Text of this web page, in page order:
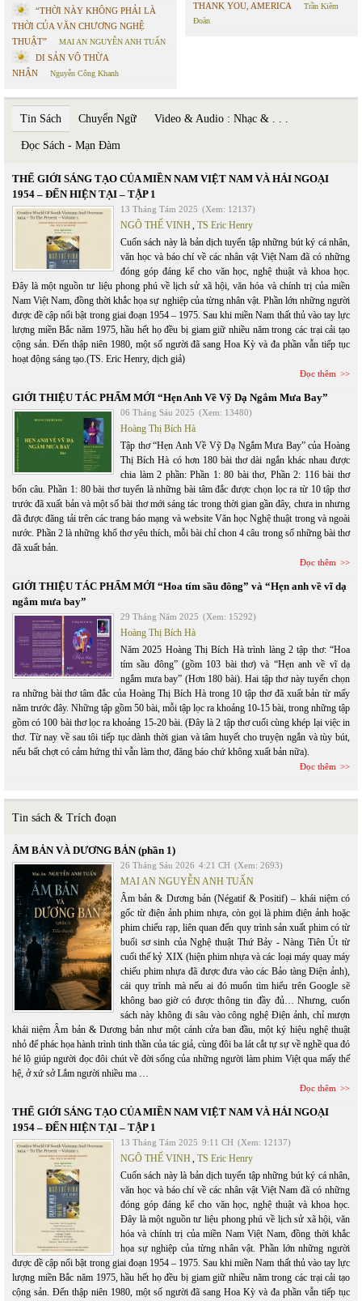
“THỜI NÀY KHÔNG PHẢI LÀ
THỜI CỦA VĂN CHƯƠNG NGHỆ
THUẬT”
MAI AN NGUYỄN ANH TUẤN
DI SẢN VÔ THỪA
NHẬN
Nguyễn Công Khanh
THANK YOU, AMERICA
Trần Kiêm
Đoàn
Tin Sách Chuyển Ngữ Video & Audio : Nhạc & . . .
Đọc Sách - Mạn Đàm
THẾ GIỚI SÁNG TẠO CỦA MIỀN NAM VIỆT NAM VÀ HẢI NGOẠI
1954 – ĐẾN HIỆN TẠI – TẬP 1
13 Tháng Tám 2025 (Xem: 12137)
NGÔ THẾ VINH, TS Eric Henry
Cuốn sách này là bản dịch tuyển tập những bút ký cá nhân,
văn học và báo chí về các nhân vật Việt Nam đã có những
đóng góp đáng kể cho văn học, nghệ thuật và khoa học.
Đây là một nguồn tư liệu phong phú về lịch sử xã hội, văn hóa và chính trị của miền
Nam Việt Nam, đồng thời khắc họa sự nghiệp của từng nhân vật. Phần lớn những người
được đề cập nổi bật trong giai đoạn 1954 – 1975. Sau khi miền Nam thất thủ vào tay lực
lượng miền Bắc năm 1975, hầu hết họ đều bị giam giữ nhiều năm trong các trại cải tạo
cộng sản. Đến thập niên 1980, một số người đã sang Hoa Kỳ và đa phần vẫn tiếp tục
hoạt động sáng tạo.(TS. Eric Henry, dịch giả)
Đọc thêm
GIỚI THIỆU TÁC PHẨM MỚI “Hẹn Anh Về Vỹ Dạ Ngắm Mưa Bay”
06 Tháng Sáu 2025 (Xem: 13480)
Hoàng Thị Bích Hà
Tập thơ “Hẹn Anh Về Vỹ Dạ Ngắm Mưa Bay” của Hoàng
Thị Bích Hà có hơn 180 bài thơ dài ngắn khác nhau được
chia làm 2 phần: Phần 1: 80 bài thơ, Phần 2: 116 bài thơ
bốn câu. Phần 1: 80 bài thơ tuyển là những bài tâm đắc được chọn lọc ra từ 10 tập thơ
trước đã xuất bản và một số bài thơ mới sáng tác trong thời gian gần đây, chưa in nhưng
đã được đăng tải trên các trang báo mạng và website Văn học Nghệ thuật trong và ngoài
nước. Phần 2 là những khổ thơ yêu thích, mỗi bài chỉ chon 4 câu trong số những bài thơ
đã xuất bản.
Đọc thêm
GIỚI THIỆU TÁC PHẨM MỚI “Hoa tím sầu đông” và “Hẹn anh về vĩ dạ
ngắm mưa bay”
29 Tháng Năm 2025 (Xem: 15292)
Hoàng Thị Bích Hà
Năm 2025 Hoàng Thị Bích Hà trình làng 2 tập thơ: “Hoa
tím sầu đông” (gồm 103 bài thơ) và “Hẹn anh về vĩ dạ
ngắm mưa bay” (Hơn 180 bài). Hai tập thơ này tuyển chọn
ra những bài thơ tâm đắc của Hoàng Thị Bích Hà trong 10 tập thơ đã xuất bản từ mấy
năm trước đây. Những tập gồm 50 bài, mỗi tập lọc ra khoảng 10-15 bài, trong những tập
gồm có 100 bài thơ lọc ra khoảng 15-20 bài. (Đây là 2 tập thơ cuối cùng khép lại việc in
thơ. Từ nay về sau tôi tiếp tục dành thời gian và tâm huyết cho truyện ngắn và tùy bút,
nếu bất chợt có cảm hứng thì vẫn làm thơ, đăng báo chứ không xuất bản nữa).
Đọc thêm
Tin sách & Trích đoạn
ÂM BẢN VÀ DƯƠNG BẢN (phần 1)
26 Tháng Sáu 2026 4:21 CH (Xem: 2693)
MAI AN NGUYỄN ANH TUẤN
Âm bản & Dương bản (Négatif & Positif) – khái niệm có
gốc từ điện ảnh phim nhựa, còn gọi là phim điện ảnh hoặc
phim chiếu rạp, liên quan đến quy trình sản xuất phim có từ
buổi sơ sinh của Nghệ thuật Thứ Bảy - Nàng Tiên Út từ
cuối thế kỷ XIX (hiện phim nhựa và các loại máy quay máy
chiếu phim nhựa đã được đưa vào các Bảo tàng Điện ảnh),
cái quy trình mà nếu ai đó muốn tìm hiểu trên Google sẽ
không bao giờ có được thông tin đầy đủ… Nhưng, cuốn
sách này không đi sâu vào công nghệ Điện ảnh, chỉ mượn
khái niệm Âm bản & Dương bản như một cánh cửa ban đầu, một ký hiệu nghệ thuật
nhỏ để phác họa hành trình tinh thần của tác giả, cùng đôi ba lát cắt tự sự về nghề qua đó
hé lộ giúp người đọc đôi chút về đời sống của những người làm phim Việt qua mấy thế
hệ, ở xứ sở Lắm người nhiều ma …
Đọc thêm
THẾ GIỚI SÁNG TẠO CỦA MIỀN NAM VIỆT NAM VÀ HẢI NGOẠI
1954 – ĐẾN HIỆN TẠI – TẬP 1
13 Tháng Tám 2025 9:11 CH (Xem: 12137)
NGÔ THẾ VINH, TS Eric Henry
Cuốn sách này là bản dịch tuyển tập những bút ký cá nhân,
văn học và báo chí về các nhân vật Việt Nam đã có những
đóng góp đáng kể cho văn học, nghệ thuật và khoa học.
Đây là một nguồn tư liệu phong phú về lịch sử xã hội, văn
hóa và chính trị của miền Nam Việt Nam, đồng thời khắc
họa sự nghiệp của từng nhân vật. Phần lớn những người
được đề cập nổi bật trong giai đoạn 1954 – 1975. Sau khi miền Nam thất thủ vào tay lực
lượng miền Bắc năm 1975, hầu hết họ đều bị giam giữ nhiều năm trong các trại cải tạo
cộng sản. Đến thập niên 1980, một số người đã sang Hoa Kỳ và đa phần vẫn tiếp tục